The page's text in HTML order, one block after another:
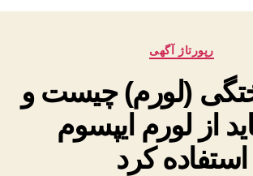
دسته‌ها
رپورتاژ آگهی
(لورم) چیست و
از لورم ایپسوم
استفاده کرد